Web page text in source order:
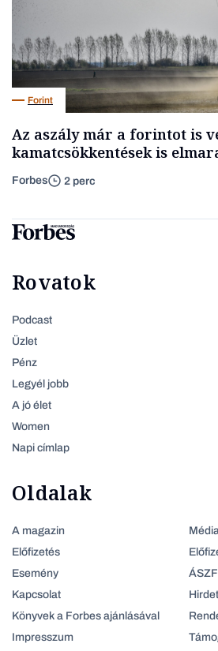
Forint
Az aszály már a forintot is
kamatcsökkentések is
Forbes 2 perc
Rovatok
Podcast
Üzlet
Pénz
Legyél jobb
A jó élet
Women
Napi címlap
Oldalak
A magazin
Előfizetés
Esemény
Kapcsolat
Könyvek a Forbes ajánlásával
Impresszum